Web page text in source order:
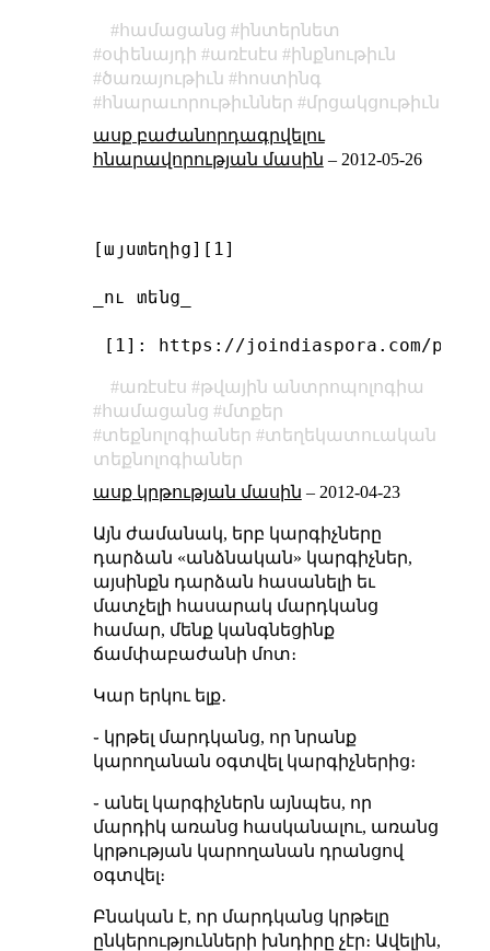
համացանց
ինտերնետ
օփենայդի
առէսէս
ինքնութիւն
ծառայութիւն
հոստինգ
հնարաւորութիւններ
մրցակցութիւն
ասք բաժանորդագրվելու
հնարավորության մասին – 2012-05-26
[այստեղից][1]
_ու տենց_
[1]: https://joindiaspora.com/posts/
առէսէս
թվային անտրոպոլոգիա
համացանց
մտքեր
տեքնոլոգիաներ
տեղեկատուական
տեքնոլոգիաներ
ասք կրթության մասին – 2012-04-23
Այն ժամանակ, երբ կարգիչները
դարձան «անձնական» կարգիչներ,
այսինքն դարձան հասանելի եւ
մատչելի հասարակ մարդկանց
համար, մենք կանգնեցինք
ճամփաբաժանի մոտ։
Կար երկու ելք․
֊ կրթել մարդկանց, որ նրանք
կարողանան օգտվել կարգիչներից։
֊ անել կարգիչներն այնպես, որ
մարդիկ առանց հասկանալու, առանց
կրթության կարողանան դրանցով
օգտվել։
Բնական է, որ մարդկանց կրթելը
ընկերությունների խնդիրը չէր։ Ավելին,